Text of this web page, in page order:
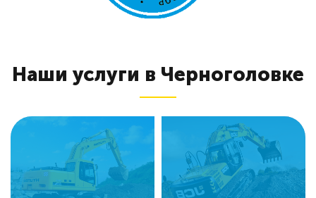
Наши услуги в Черноголовке